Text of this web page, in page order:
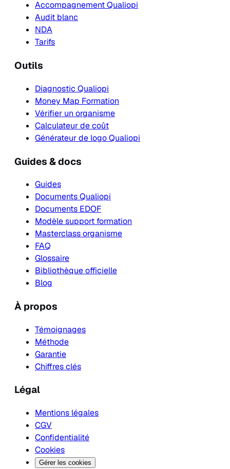
Accompagnement Qualiopi
Audit blanc
NDA
Tarifs
Outils
Diagnostic Qualiopi
Money Map Formation
Vérifier un organisme
Calculateur de coût
Générateur de logo Qualiopi
Guides & docs
Guides
Documents Qualiopi
Documents EDOF
Modèle support formation
Masterclass organisme
FAQ
Glossaire
Bibliothèque officielle
Blog
À propos
Témoignages
Méthode
Garantie
Chiffres clés
Légal
Mentions légales
CGV
Confidentialité
Cookies
Gérer les cookies